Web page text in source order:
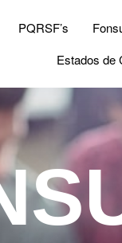
PQRSF’s
Estados de